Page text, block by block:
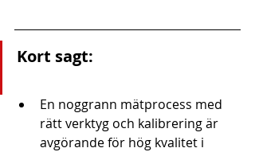
Kort sagt:
En noggrann mätprocess med
rätt verktyg och kalibrering är
avgörande för hög kvalitet i